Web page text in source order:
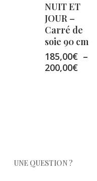
NUIT ET
JOUR –
Carré de
soie 90 cm
185,00€ –
200,00€Plage
UNE QUESTION ?